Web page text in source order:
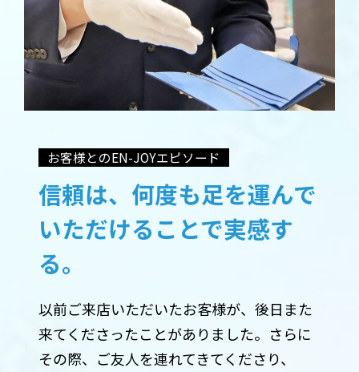
お客様とのEN-JOYエピソード
信頼は、何度も足を運んで
いただけることで実感す
る。
以前ご来店いただいたお客様が、後日また
来てくださったことがありました。さらに
その際、ご友人を連れてきてくださり、